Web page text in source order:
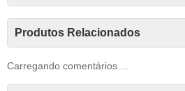
Produtos Relacionados
Carregando comentários ...